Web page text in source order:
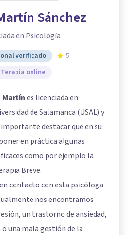
Sánchez
en Psicología
verificado
5
Terapia online
Martínes licenciada en
de Salamanca (USAL) y
destacar que en su
en práctica algunas
como por ejemplo la
Breve.
contacto con esta psicóloga
nos encontramos
un trastorno de ansiedad,
una mala gestión de la